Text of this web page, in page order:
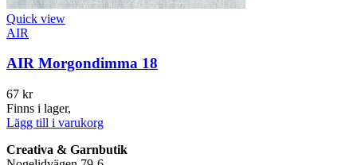
Quick view
AIR
AIR Morgondimma 18
67 kr
Finns i lager,
Lägg till i varukorg
Creativa & Garnbutik